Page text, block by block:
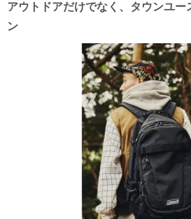
アウトドアだけでなく、タウンユー
ン